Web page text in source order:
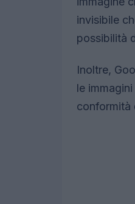
invisibile
possibilità
Inoltre,
le
conformità